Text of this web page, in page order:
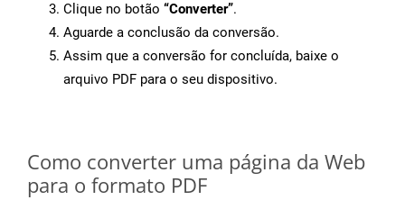
Clique no botão “Converter”.
Aguarde a conclusão da conversão.
Assim que a conversão for concluída, baixe o
arquivo PDF para o seu dispositivo.
Como converter uma página da Web
para o formato PDF